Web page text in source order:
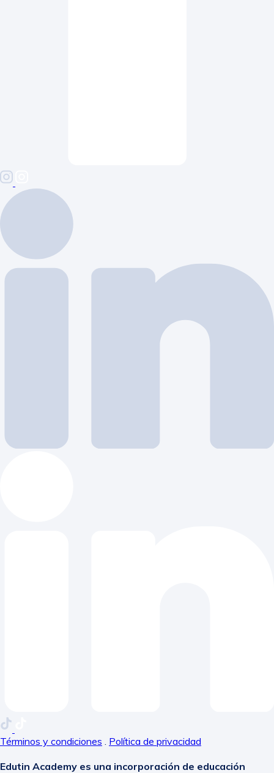
Términos y condiciones . Política de privacidad
Edutin Academy es una incorporación de educación